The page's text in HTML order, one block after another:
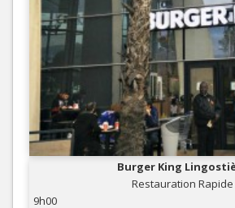
Burger King
Restauration Rapide
9h00